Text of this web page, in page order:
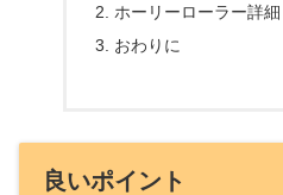
ホーリーローラー詳細
おわりに
良いポイント